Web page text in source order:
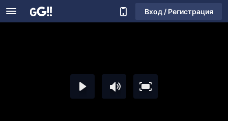
Вход / Регистрация